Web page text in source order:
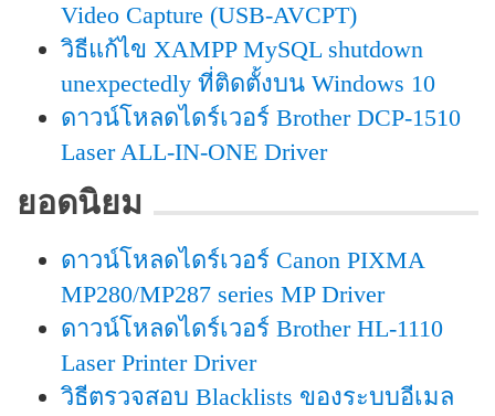
Video Capture (USB-AVCPT)
วิธีแก้ไข XAMPP MySQL shutdown
unexpectedly ที่ติดตั้งบน Windows 10
ดาวน์โหลดไดร์เวอร์ Brother DCP-1510
Laser ALL-IN-ONE Driver
ยอดนิยม
ดาวน์โหลดไดร์เวอร์ Canon PIXMA
MP280/MP287 series MP Driver
ดาวน์โหลดไดร์เวอร์ Brother HL-1110
Laser Printer Driver
วิธีตรวจสอบ Blacklists ของระบบอีเมล